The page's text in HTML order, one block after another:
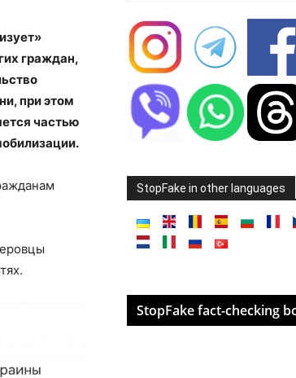
граждан,
при этом
частью
StopFake in other languages
StopFake fact-checking